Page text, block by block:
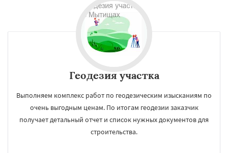
Геодезия участка
Выполняем комплекс работ по геодезическим изысканиям по
очень выгодным ценам. По итогам геодезии заказчик
получает детальный отчет и список нужных документов для
строительства.